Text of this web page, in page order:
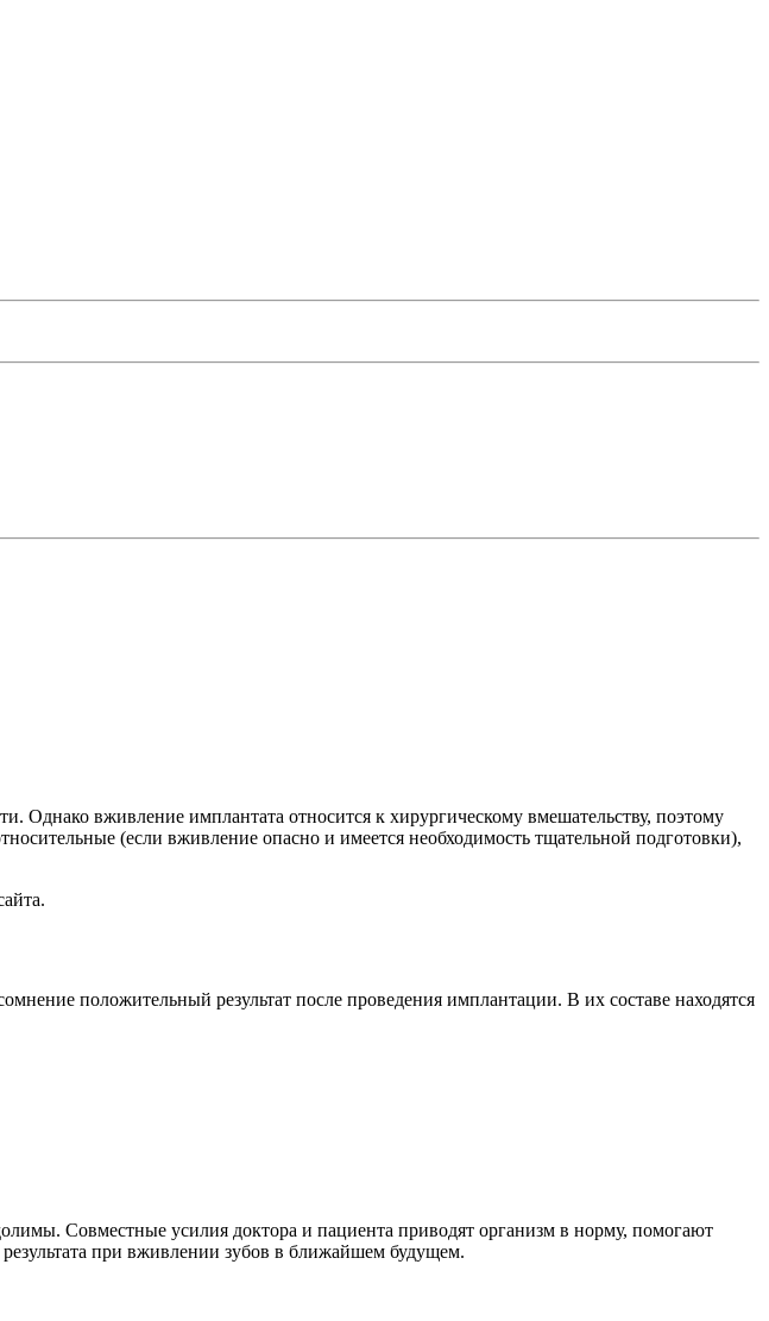
Однако вживление имплантата относится к хирургическому вмешательству, поэтому
(если вживление опасно и имеется необходимость тщательной подготовки),
положительный результат после проведения имплантации. В их составе находятся
Совместные усилия доктора и пациента приводят организм в норму, помогают
при вживлении зубов в ближайшем будущем.